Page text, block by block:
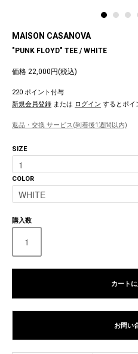
MAISON CASANOVA
"PUNK FLOYD" TEE / WHITE
価格 22,000円(税込)
220 ポイント付与
新規会員登録 または ログイン するとポイ
返品・交換 サービス(到着後1週間以内)
SIZE
COLOR
購入数
カート
お問い